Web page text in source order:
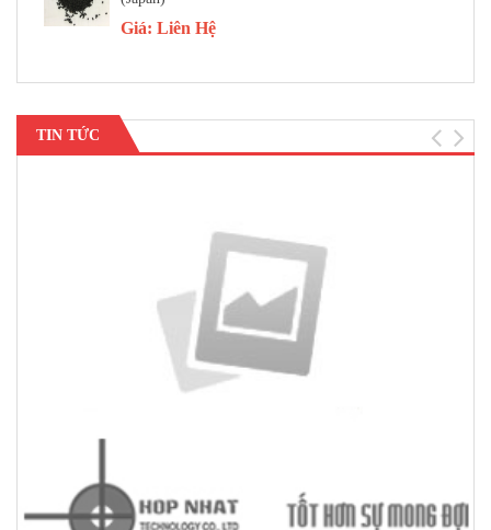
Giá: Liên Hệ
TIN TỨC